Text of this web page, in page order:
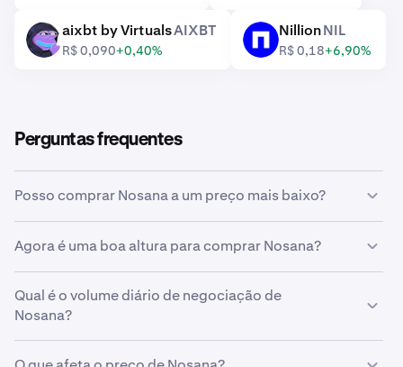
AIXBT aixbt by VirtualsAIXBT
R$ 0,090+0,40%
NillionNIL
R$ 0,18+6,90%
Perguntas frequentes
Posso comprar Nosana a um preço mais baixo?
comprar automaticamente Nosana se o preço baixar.
Agora é uma boa altura para comprar Nosana?
desafiador, e é por isso que muitos investidores optam
porcusto médio em dólares
recorrentes, pode acumular Nosana de forma
consistente ao longo do tempo, independentemente do
Qual é o volume diário de negociação de
Nosana?